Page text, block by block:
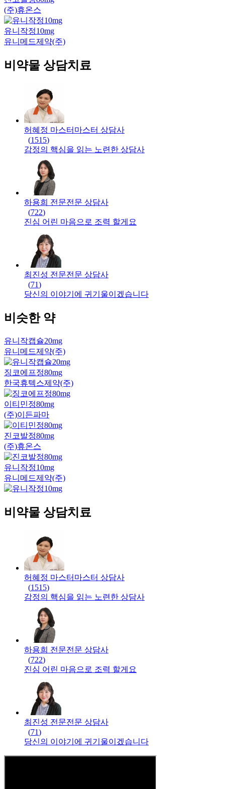
(주)휴온스
유니작정10mg
유니메드제약(주)
비약물 상담치료
허혜정 마스터 마스터 상담사
(1515)
감정의 핵심을 읽는 노련한 상담사
하용희 전문전문 상담사
(722)
진심 어린 마음으로 조력 할게요
최진성 전문전문 상담사
(71)
당신의 이야기에 귀기울이겠습니다
비슷한 약
유니작캡슐20mg
유니메드제약(주)
징코에프정80mg
한국휴텍스제약(주)
이티민정80mg
(주)이든파마
진코발정80mg
(주)휴온스
유니작정10mg
유니메드제약(주)
비약물 상담치료
허혜정 마스터 마스터 상담사
(1515)
감정의 핵심을 읽는 노련한 상담사
하용희 전문전문 상담사
(722)
진심 어린 마음으로 조력 할게요
최진성 전문전문 상담사
(71)
당신의 이야기에 귀기울이겠습니다